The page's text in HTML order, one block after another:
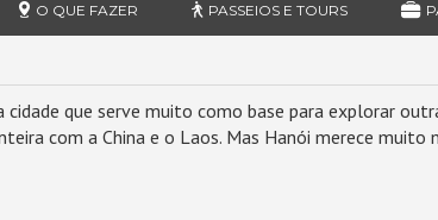
O QUE FAZER PASSEIOS E TOURS
que serve muito como base para explorar
com a China e o Laos. Mas Hanói merece muito